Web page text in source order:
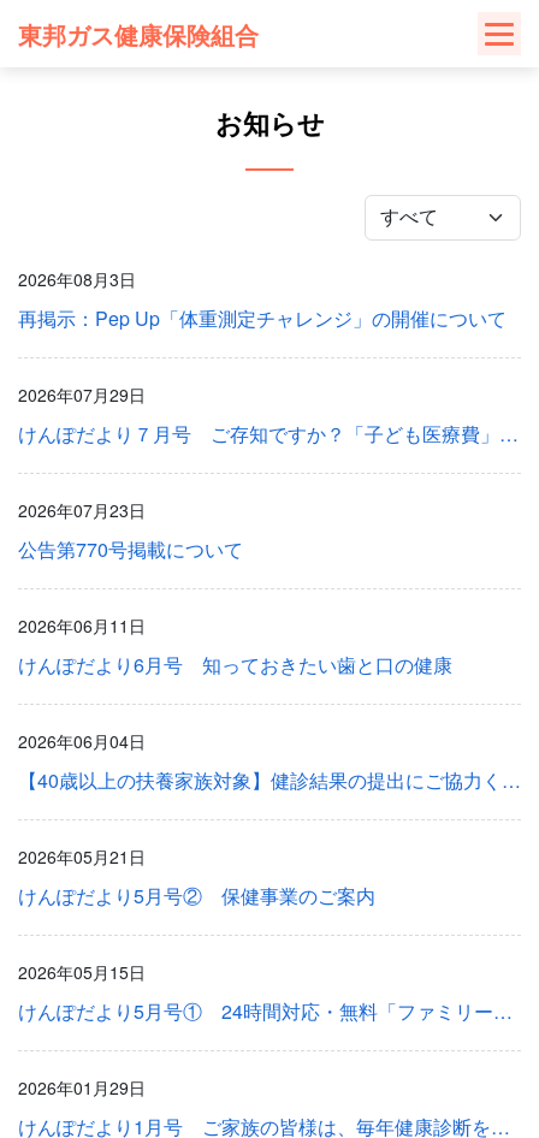
東邦ガス健康保険組合
お知らせ
2026年08月3日
再掲示：Pep Up「体重測定チャレンジ」の開催について
2026年07月29日
けんぽだより７月号 ご存知ですか？「子ども医療費」は無料ではありません！
2026年07月23日
公告第770号掲載について
2026年06月11日
けんぽだより6月号 知っておきたい歯と口の健康
2026年06月04日
【40歳以上の扶養家族対象】健診結果の提出にご協力ください！
2026年05月21日
けんぽだより5月号② 保健事業のご案内
2026年05月15日
けんぽだより5月号① 24時間対応・無料「ファミリー健康相談」のご案内
2026年01月29日
けんぽだより1月号 ご家族の皆様は、毎年健康診断を受診されていますか？